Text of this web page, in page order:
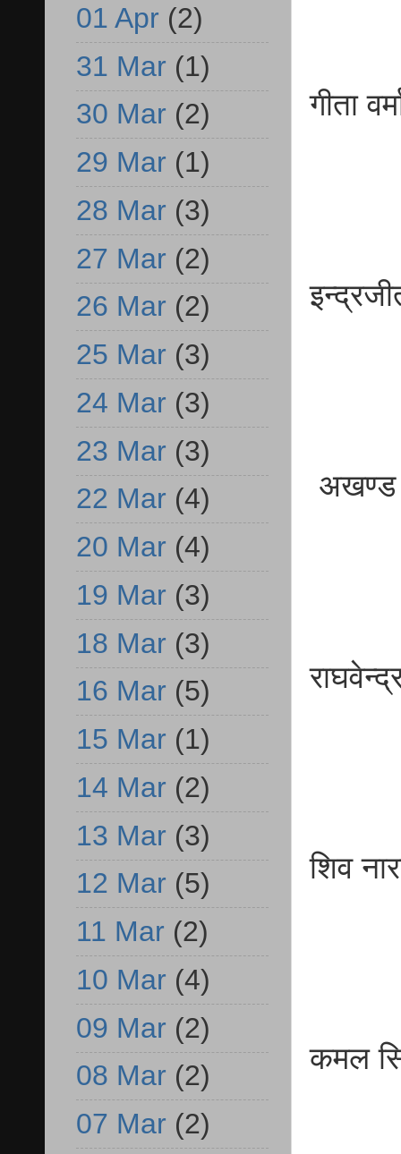
गीता
01 Apr (2)
31 Mar (1)
30 Mar (2)
29 Mar (1)
28 Mar (3)
27 Mar (2)
26 Mar (2)
25 Mar (3)
24 Mar (3)
23 Mar (3)
22 Mar (4)
20 Mar (4)
19 Mar (3)
18 Mar (3)
16 Mar (5)
15 Mar (1)
14 Mar (2)
13 Mar (3)
12 Mar (5)
11 Mar (2)
10 Mar (4)
09 Mar (2)
08 Mar (2)
07 Mar (2)